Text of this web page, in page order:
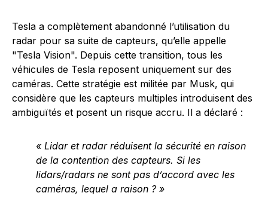
Tesla a complètement abandonné l’utilisation du
radar pour sa suite de capteurs, qu’elle appelle
"Tesla Vision". Depuis cette transition, tous les
véhicules de Tesla reposent uniquement sur des
caméras. Cette stratégie est militée par Musk, qui
considère que les capteurs multiples introduisent des
ambiguïtés et posent un risque accru. Il a déclaré :
« Lidar et radar réduisent la sécurité en raison
de la contention des capteurs. Si les
lidars/radars ne sont pas d’accord avec les
caméras, lequel a raison ? »